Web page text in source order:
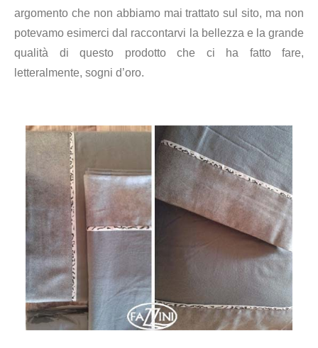
argomento che non abbiamo mai trattato sul sito, ma non
potevamo esimerci dal raccontarvi la bellezza e la grande
qualità di questo prodotto che ci ha fatto fare,
letteralmente, sogni d’oro.